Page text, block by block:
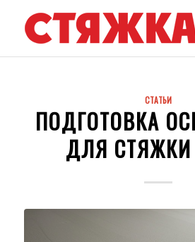
СТАТЬИ
ПОДГОТОВКА
ДЛЯ